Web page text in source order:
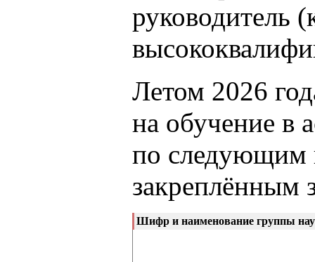
руководитель
Летом 2026
на обучение
по следующим
Шифр и наименование группы